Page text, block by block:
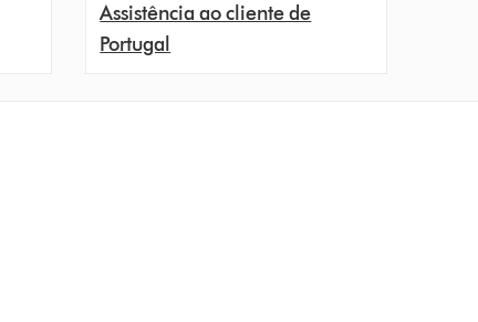
Assistência ao cliente de
Portugal